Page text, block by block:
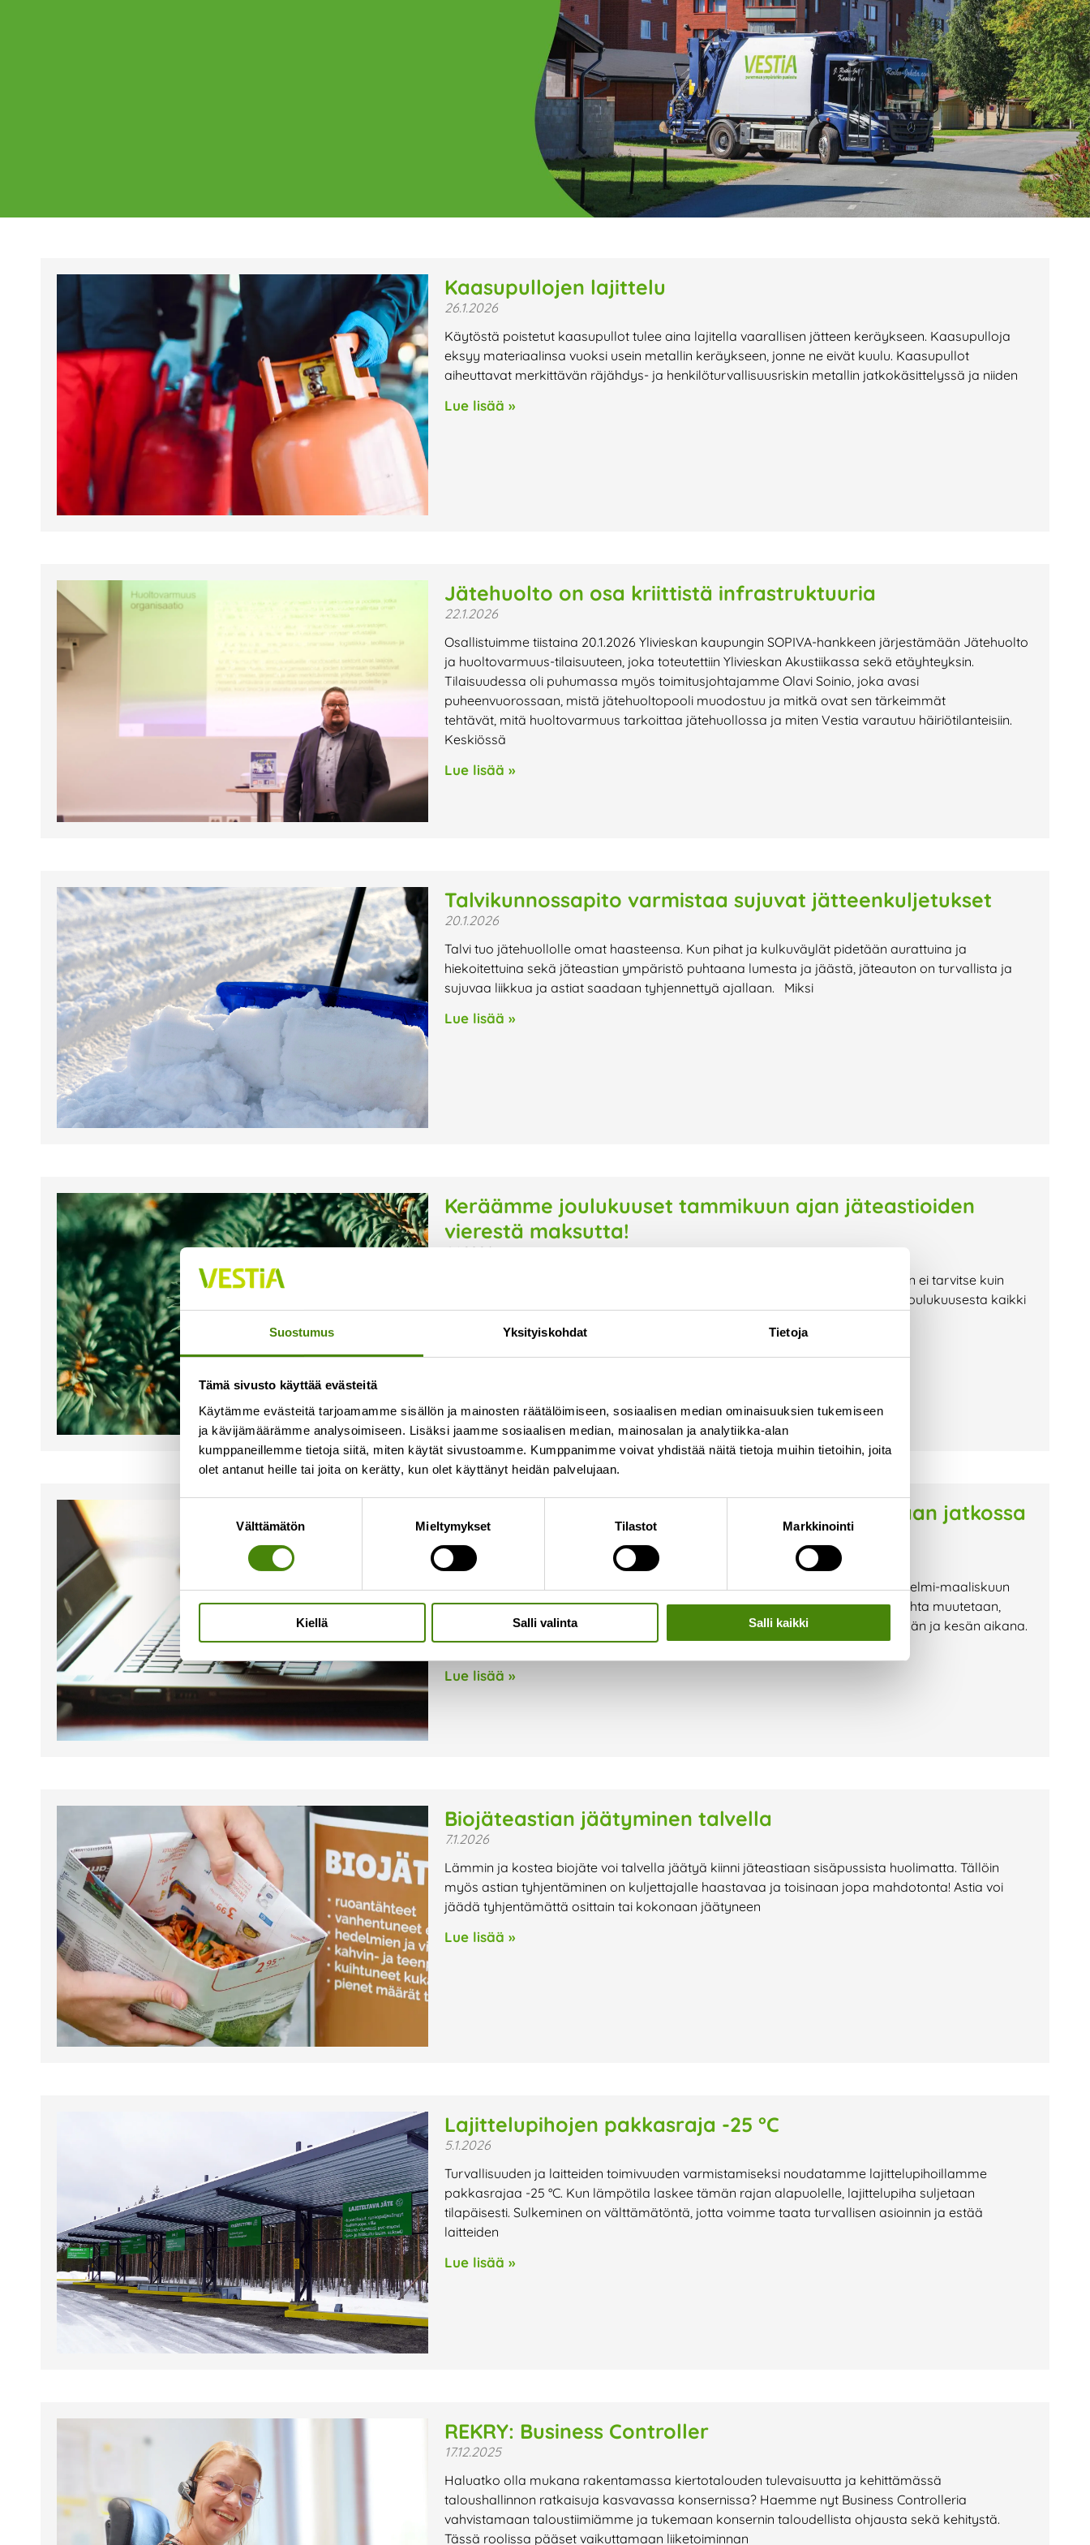
Suostumus Yksityiskohdat Tietoja
Tämä sivusto käyttää evästeitä
Käytämme evästeitä tarjoamamme sisällön ja mainosten räätälöimiseen, sosiaalisen median ominaisuuksien tukemiseen
ja kävijämäärämme analysoimiseen. Lisäksi jaamme sosiaalisen median, mainosalan ja analytiikka-alan
kumppaneillemme tietoja siitä, miten käytät sivustoamme. Kumppanimme voivat yhdistää näitä tietoja muihin tietoihin, joita
olet antanut heille tai joita on kerätty, kun olet käyttänyt heidän palvelujaan.
Välttämätön Mieltymykset Tilastot Markkinointi
Kiellä Salli valinta Salli kaikki
Ajankohtaista
Tältä sivulta löydät Vestian ajankohtaiset uutiset,
mahdolliset poikkeukset aukioloajoissa ja lähiaikojen
tapahtumat.
Kaasupullojen lajittelu
26.1.2026
Käytöstä poistetut kaasupullot tulee aina lajitella vaarallisen jätteen keräykseen. Kaasupulloja
eksyy materiaalinsa vuoksi usein metallin keräykseen, jonne ne eivät kuulu. Kaasupullot
aiheuttavat merkittävän räjähdys- ja henkilöturvallisuusriskin metallin jatkokäsittelyssä ja niiden
Lue lisää »
Jätehuolto on osa kriittistä infrastruktuuria
22.1.2026
Osallistuimme tiistaina 20.1.2026 Ylivieskan kaupungin SOPIVA-hankkeen järjestämään Jätehuolto
ja huoltovarmuus-tilaisuuteen, joka toteutettiin Ylivieskan Akustiikassa sekä etäyhteyksin.
Tilaisuudessa oli puhumassa myös toimitusjohtajamme Olavi Soinio, joka avasi
puheenvuorossaan, mistä jätehuoltopooli muodostuu ja mitkä ovat sen tärkeimmät
tehtävät, mitä huoltovarmuus tarkoittaa jätehuollossa ja miten Vestia varautuu häiriötilanteisiin.
Keskiössä
Lue lisää »
Talvikunnossapito varmistaa sujuvat jätteenkuljetukset
20.1.2026
Talvi tuo jätehuollolle omat haasteensa. Kun pihat ja kulkuväylät pidetään aurattuina ja
hiekoitettuina sekä jäteastian ympäristö puhtaana lumesta ja jäästä, jäteauton on turvallista ja
sujuvaa liikkua ja astiat saadaan tyhjennettyä ajallaan. Miksi
Lue lisää »
Keräämme joulukuuset tammikuun ajan jäteastioiden
vierestä maksutta!
8.1.2026
Keräämme joulukuuset tammikuun ajan jäteastioiden vierestä maksutta. Sinun ei tarvitse kuin
viedä kuusi ulos jäteastian viereen, me huolehdimme lopusta! Muista poistaa joulukuusesta kaikki
Vapaa-ajan kiinteistöjen perusmaksu laskutetaan jatkossa
helmi-maaliskuussa
8.1.2026
Vapaa-ajan kiinteistöjen perusmaksu laskutetaan jatkossa asiakkailtamme helmi-maaliskuun
aikana. Laskutusajankohta on aiemmin ollut elo-syyskuussa. Laskutusajankohta muutetaan,
koska suurin osa vapaa-ajan kiinteistöjen omistajavaihdoksista tehdään kevään ja kesän aikana.
Uusi laskutusajankohta vähentää sekaannuksia
Lue lisää »
Biojäteastian jäätyminen talvella
7.1.2026
Lämmin ja kostea biojäte voi talvella jäätyä kiinni jäteastiaan sisäpussista huolimatta. Tällöin
myös astian tyhjentäminen on kuljettajalle haastavaa ja toisinaan jopa mahdotonta! Astia voi
jäädä tyhjentämättä osittain tai kokonaan jäätyneen
Lue lisää »
Lajittelupihojen pakkasraja -25 °C
5.1.2026
Turvallisuuden ja laitteiden toimivuuden varmistamiseksi noudatamme lajittelupihoillamme
pakkasrajaa -25 °C. Kun lämpötila laskee tämän rajan alapuolelle, lajittelupiha suljetaan
tilapäisesti. Sulkeminen on välttämätöntä, jotta voimme taata turvallisen asioinnin ja estää
laitteiden
Lue lisää »
REKRY: Business Controller
17.12.2025
Haluatko olla mukana rakentamassa kiertotalouden tulevaisuutta ja kehittämässä
taloushallinnon ratkaisuja kasvavassa konsernissa? Haemme nyt Business Controlleria
vahvistamaan taloustiimiämme ja tukemaan konsernin taloudellista ohjausta sekä kehitystä.
Tässä roolissa pääset vaikuttamaan liiketoiminnan
PagePagePagePagePage